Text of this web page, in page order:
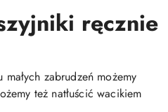
ręcznie
zabrudzeń możemy
też natłuścić wacikiem